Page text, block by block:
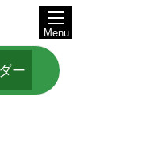
ー
Menu